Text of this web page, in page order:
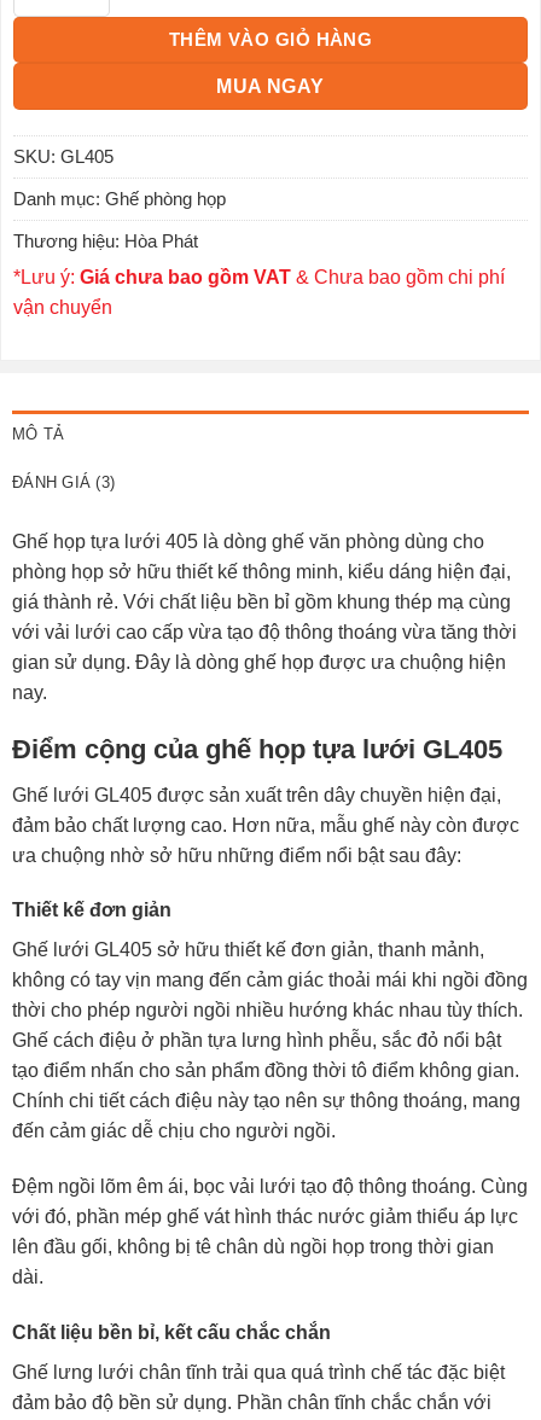
THÊM VÀO GIỎ HÀNG
MUA NGAY
SKU: GL405
Danh mục: Ghế phòng họp
Thương hiệu: Hòa Phát
*Lưu ý: Giá chưa bao gồm VAT & Chưa bao gồm chi phí
vận chuyển
MÔ TẢ
ĐÁNH GIÁ (3)
Ghế họp tựa lưới 405 là dòng ghế văn phòng dùng cho
phòng họp sở hữu thiết kế thông minh, kiểu dáng hiện đại,
giá thành rẻ. Với chất liệu bền bỉ gồm khung thép mạ cùng
với vải lưới cao cấp vừa tạo độ thông thoáng vừa tăng thời
gian sử dụng. Đây là dòng ghế họp được ưa chuộng hiện
nay.
Điểm cộng của ghế họp tựa lưới GL405
Ghế lưới GL405 được sản xuất trên dây chuyền hiện đại,
đảm bảo chất lượng cao. Hơn nữa, mẫu ghế này còn được
ưa chuộng nhờ sở hữu những điểm nổi bật sau đây:
Thiết kế đơn giản
Ghế lưới GL405 sở hữu thiết kế đơn giản, thanh mảnh,
không có tay vịn mang đến cảm giác thoải mái khi ngồi đồng
thời cho phép người ngồi nhiều hướng khác nhau tùy thích.
Ghế cách điệu ở phần tựa lưng hình phễu, sắc đỏ nổi bật
tạo điểm nhấn cho sản phẩm đồng thời tô điểm không gian.
Chính chi tiết cách điệu này tạo nên sự thông thoáng, mang
đến cảm giác dễ chịu cho người ngồi.
Đệm ngồi lõm êm ái, bọc vải lưới tạo độ thông thoáng. Cùng
với đó, phần mép ghế vát hình thác nước giảm thiểu áp lực
lên đầu gối, không bị tê chân dù ngồi họp trong thời gian
dài.
Chất liệu bền bỉ, kết cấu chắc chắn
Ghế lưng lưới chân tĩnh trải qua quá trình chế tác đặc biệt
đảm bảo độ bền sử dụng. Phần chân tĩnh chắc chắn với